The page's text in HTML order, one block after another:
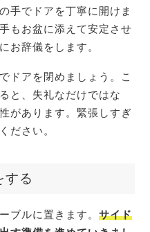
手でドアを丁寧に開けま
もお盆に添えて安定させ
お辞儀をします。
ドアを閉めましょう。こ
と、失礼なだけではな
があります。緊張しすぎ
ださい。
する
ブルに置きます。サイド